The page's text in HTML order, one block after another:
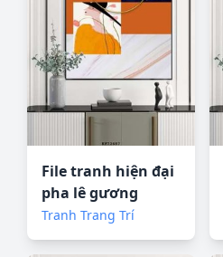
File tranh hiện đại
pha lê gương
KF72687
Tranh Trang Trí